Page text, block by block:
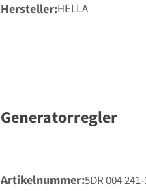
Hersteller HELLA
Generatorregler
Artikelnummer 5DR 004